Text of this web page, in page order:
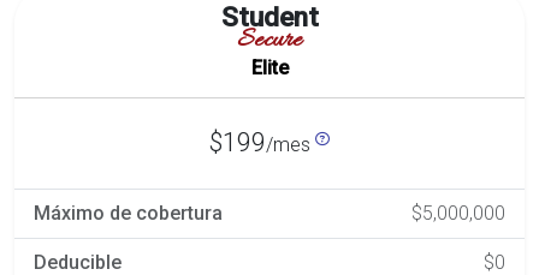
Student
Secure
Elite
$199/mes
Máximo de cobertura $5,000,000
Deducible $0